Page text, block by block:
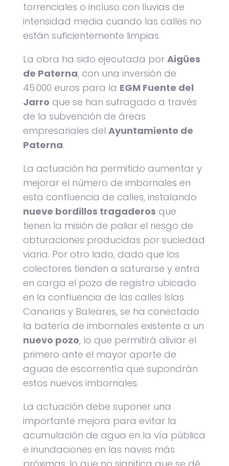
torrenciales o incluso con lluvias de
intensidad media cuando las calles no
están suficientemente limpias.
La obra ha sido ejecutada por Aigües
de Paterna, con una inversión de
45.000 euros para la EGM Fuente del
Jarro que se han sufragado a través
de la subvención de áreas
empresariales del Ayuntamiento de
Paterna.
La actuación ha permitido aumentar y
mejorar el número de imbornales en
esta confluencia de calles, instalando
nueve bordillos tragaderos que
tienen la misión de paliar el riesgo de
obturaciones producidas por suciedad
viaria. Por otro lado, dado que los
colectores tienden a saturarse y entra
en carga el pozo de registro ubicado
en la confluencia de las calles Islas
Canarias y Baleares, se ha conectado
la batería de imbornales existente a un
nuevo pozo, lo que permitirá aliviar el
primero ante el mayor aporte de
aguas de escorrentía que supondrán
estos nuevos imbornales.
La actuación debe suponer una
importante mejora para evitar la
acumulación de agua en la vía pública
e inundaciones en las naves más